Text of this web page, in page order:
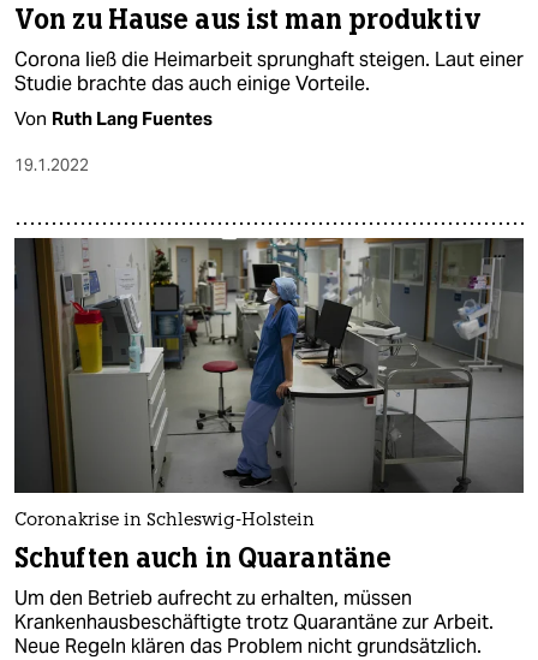
Von zu Hause aus ist man produktiv
Corona ließ die Heimarbeit sprunghaft steigen. Laut einer
Studie brachte das auch einige Vorteile.
Von Ruth Lang Fuentes
19.1.2022
Coronakrise in Schleswig-Holstein
Schuften auch in Quarantäne
Um den Betrieb aufrecht zu erhalten, müssen
Krankenhausbeschäftigte trotz Quarantäne zur Arbeit.
Neue Regeln klären das Problem nicht grundsätzlich.